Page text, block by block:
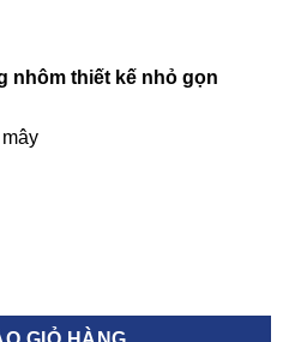
nhôm thiết kế nhỏ gọn
thiết kế nhỏ gọn số lượng